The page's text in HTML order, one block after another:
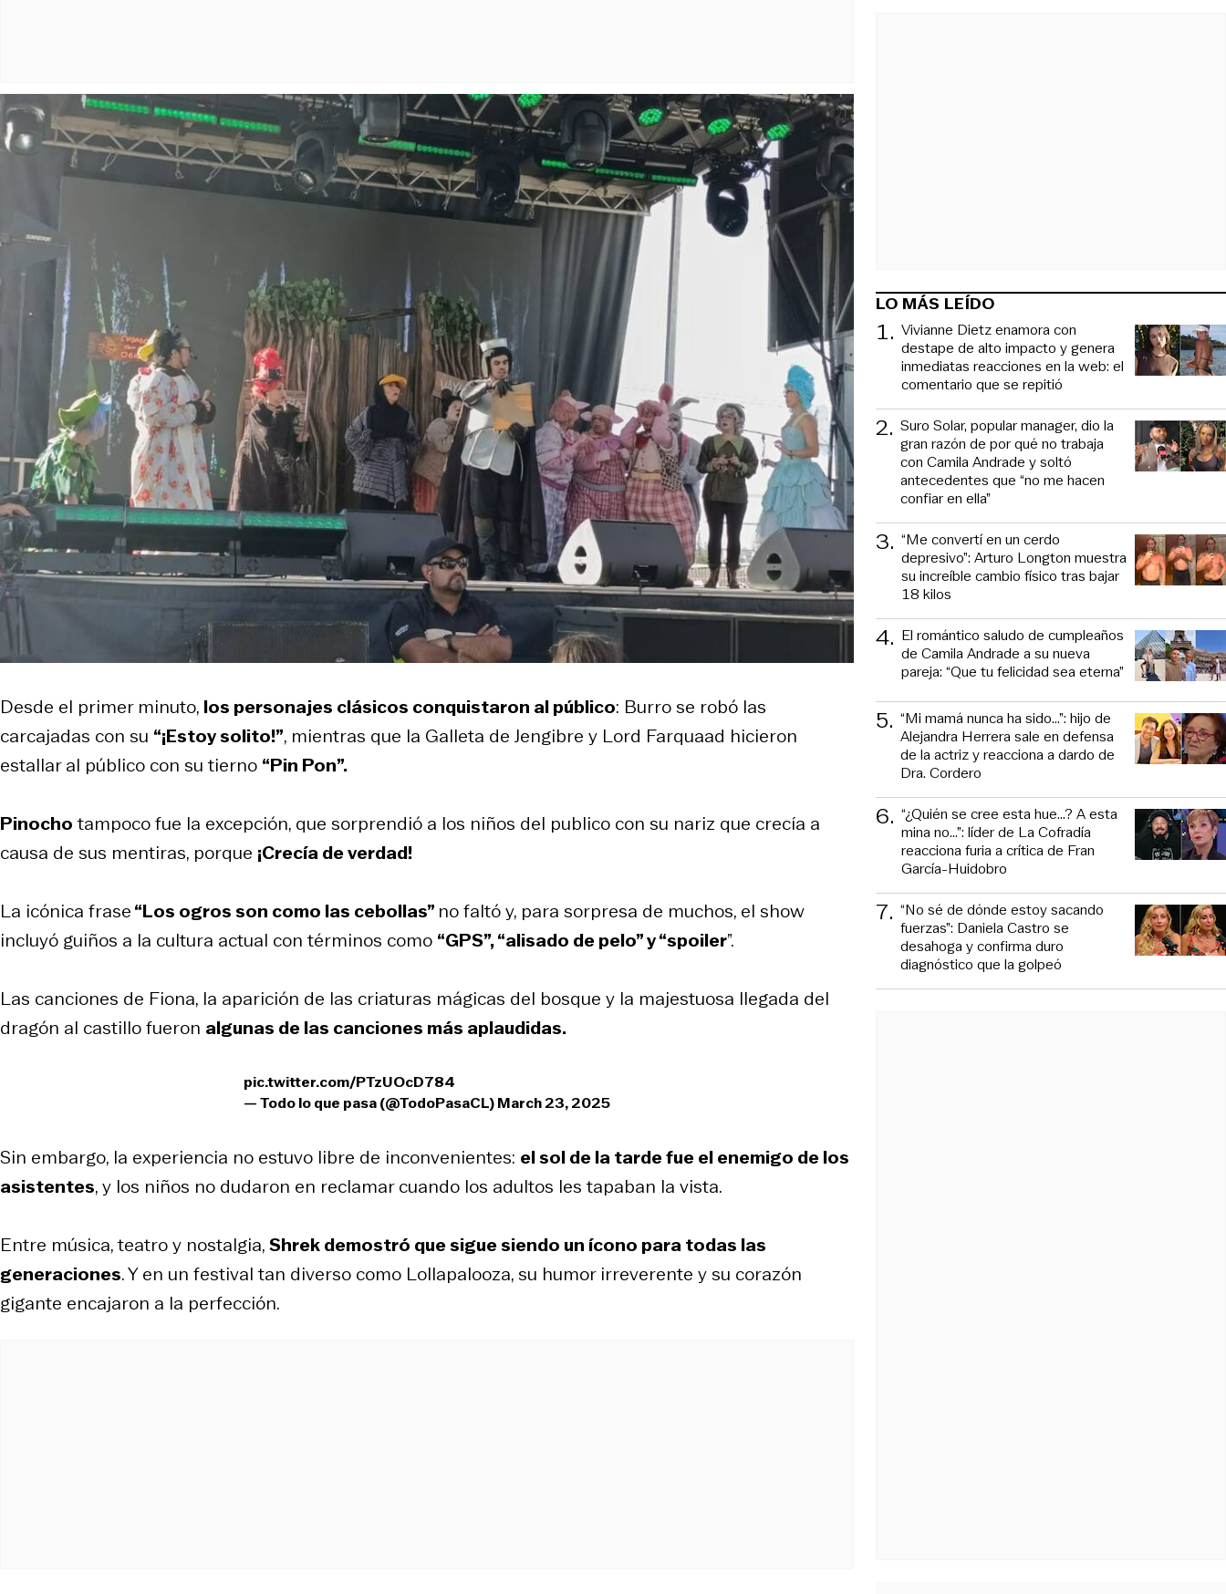
Desde el primer minuto, los personajes clásicos conquistaron al público: Burro se robó las
carcajadas con su “¡Estoy solito!”, mientras que la Galleta de Jengibre y Lord Farquaad hicieron
estallar al público con su tierno “Pin Pon”.
Pinochotampoco fue la excepción, que sorprendió a los niños del publico con su nariz que crecía a
causa de sus mentiras, porque ¡Crecía de verdad!
La icónica frase“Los ogros son como las cebollas” no faltó y, para sorpresa de muchos, el show
incluyó guiños a la cultura actual con términos como “GPS”, “alisado de pelo” y “spoiler”.
Las canciones de Fiona, la aparición de las criaturas mágicas del bosque y la majestuosa llegada del
dragón al castillo fueron algunas de las canciones más aplaudidas.
pic.twitter.com/PTzUOcD784
— Todo lo que pasa (@TodoPasaCL)March 23, 2025
Sin embargo, la experiencia no estuvo libre de inconvenientes: el sol de la tarde fue el enemigo de los
asistentes, y los niños no dudaron en reclamar cuando los adultos les tapaban la vista.
Entre música, teatro y nostalgia,Shrek demostró que sigue siendo un ícono para todas las
generaciones. Y en un festival tan diverso como Lollapalooza, su humor irreverente y su corazón
gigante encajaron a la perfección.
LO MÁS LEÍDO
1. Vivianne Dietz enamora con
destape de alto impacto y genera
inmediatas reacciones en la web: el
comentario que se repitió
2. Suro Solar, popular manager, dio la
gran razón de por qué no trabaja
con Camila Andrade y soltó
antecedentes que “no me hacen
confiar en ella”
3. “Me convertí en un cerdo
depresivo”: Arturo Longton muestra
su increíble cambio físico tras bajar
18 kilos
4. El romántico saludo de cumpleaños
de Camila Andrade a su nueva
pareja: “Que tu felicidad sea eterna”
5. “Mi mamá nunca ha sido...”: hijo de
Alejandra Herrera sale en defensa
de la actriz y reacciona a dardo de
Dra. Cordero
6. “¿Quién se cree esta hue...? A esta
mina no...”: líder de La Cofradía
reacciona furia a crítica de Fran
García-Huidobro
7. “No sé de dónde estoy sacando
fuerzas”: Daniela Castro se
desahoga y confirma duro
diagnóstico que la golpeó